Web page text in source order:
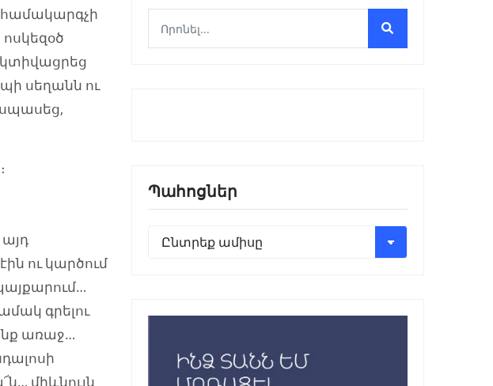
սեղանն ու
սպասեց,
ու կարծում
գրելու
առաջ…
միևնույն
Պահոցներ